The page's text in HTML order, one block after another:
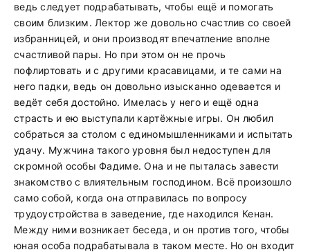
ведь следует подрабатывать, чтобы ещё и помогать
своим близким. Лектор же довольно счастлив со своей
избранницей, и они производят впечатление вполне
счастливой пары. Но при этом он не прочь
пофлиртовать и с другими красавицами, и те сами на
него падки, ведь он довольно изысканно одевается и
ведёт себя достойно. Имелась у него и ещё одна
страсть и ею выступали картёжные игры. Он любил
собраться за столом с единомышленниками и испытать
удачу. Мужчина такого уровня был недоступен для
скромной особы Фадиме. Она и не пыталась завести
знакомство с влиятельным господином. Всё произошло
само собой, когда она отправилась по вопросу
трудоустройства в заведение, где находился Кенан.
Между ними возникает беседа, и он против того, чтобы
юная особа подрабатывала в таком месте. Но он входит